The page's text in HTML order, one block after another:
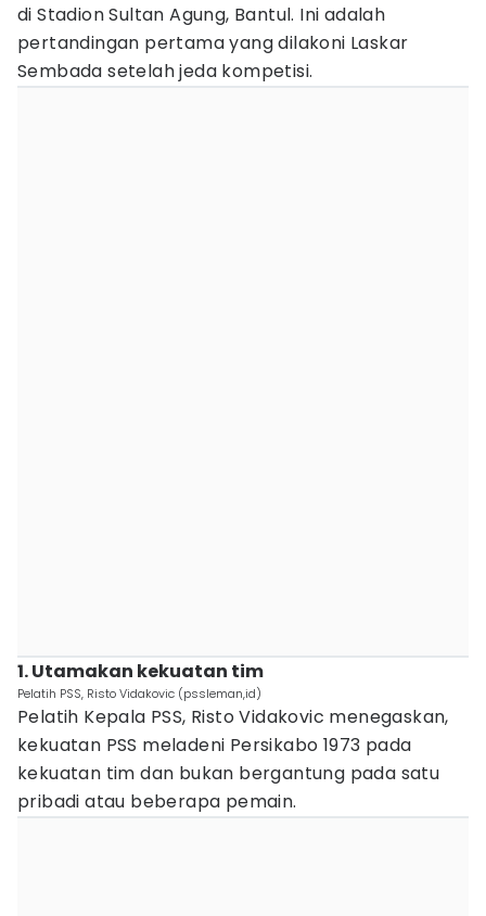
di Stadion Sultan Agung, Bantul. Ini adalah
pertandingan pertama yang dilakoni Laskar
Sembada setelah jeda kompetisi.
1. Utamakan kekuatan tim
Pelatih PSS, Risto Vidakovic (pssleman,id)
Pelatih Kepala PSS, Risto Vidakovic menegaskan,
kekuatan PSS meladeni Persikabo 1973 pada
kekuatan tim dan bukan bergantung pada satu
pribadi atau beberapa pemain.